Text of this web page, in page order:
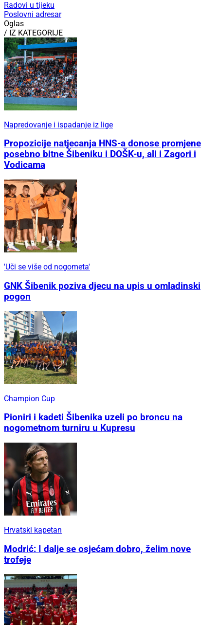
Radovi u tijeku
Poslovni adresar
Oglas
/ IZ KATEGORIJE
Napredovanje i ispadanje iz lige
Propozicije natjecanja HNS-a donose promjene
posebno bitne Šibeniku i DOŠK-u, ali i Zagori i
Vodicama
'Uči se više od nogometa'
GNK Šibenik poziva djecu na upis u omladinski
pogon
Champion Cup
Pioniri i kadeti Šibenika uzeli po broncu na
nogometnom turniru u Kupresu
Hrvatski kapetan
Modrić: I dalje se osjećam dobro, želim nove
trofeje